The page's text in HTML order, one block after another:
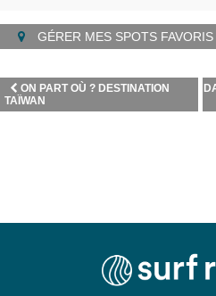
GÉRER MES SPOTS FAVORIS
ON PART OÙ ? DESTINATION
TAÏWAN